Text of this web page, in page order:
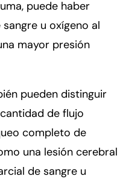
puede haber
u oxígeno al
mayor presión
pueden distinguir
de flujo
completo de
una lesión cerebral
de sangre u